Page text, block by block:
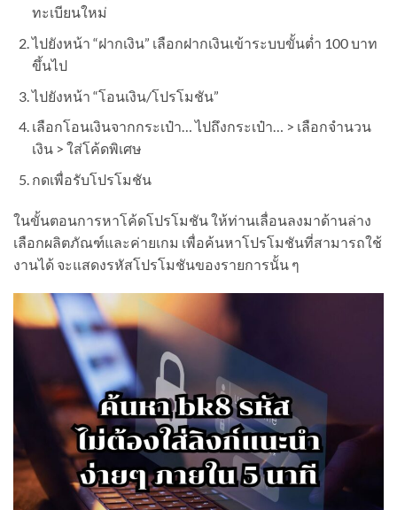
ทะเบียนใหม่
ไปยังหน้า “ฝากเงิน” เลือกฝากเงินเข้าระบบขั้นต่ำ 100 บาท
ขึ้นไป
ไปยังหน้า “โอนเงิน/โปรโมชัน”
เลือกโอนเงินจากกระเป๋า… ไปถึงกระเป๋า… > เลือกจำนวน
เงิน > ใส่โค้ดพิเศษ
กดเพื่อรับโปรโมชัน
ในขั้นตอนการหาโค้ดโปรโมชัน ให้ท่านเลื่อนลงมาด้านล่าง
เลือกผลิตภัณฑ์และค่ายเกม เพื่อค้นหาโปรโมชันที่สามารถใช้
งานได้ จะแสดงรหัสโปรโมชันของรายการนั้น ๆ